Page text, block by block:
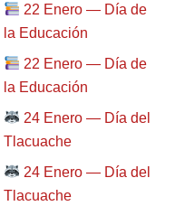
22 Enero — Día de
la Educación
22 Enero — Día de
la Educación
24 Enero — Día del
Tlacuache
24 Enero — Día del
Tlacuache